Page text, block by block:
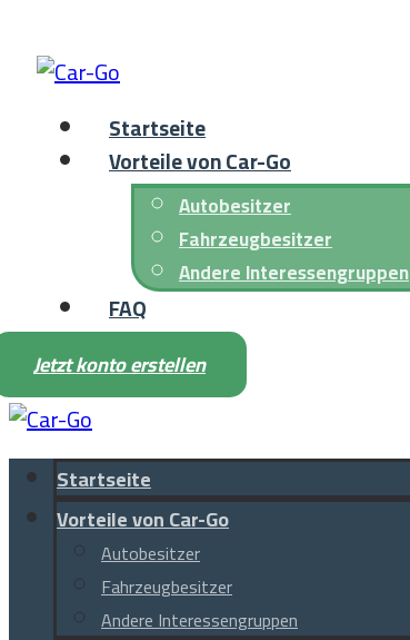
Startseite
Vorteile von Car-Go
Autobesitzer
Fahrzeugbesitzer
Andere Interessengruppen
FAQ
Jetzt konto erstellen
Startseite
Vorteile von Car-Go
Autobesitzer
Fahrzeugbesitzer
Andere Interessengruppen